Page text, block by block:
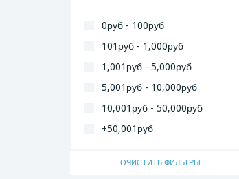
0руб - 100руб
101руб - 1,000руб
1,001руб - 5,000руб
5,001руб - 10,000руб
10,001руб - 50,000руб
+50,001руб
ОЧИСТИТЬ ФИЛЬТРЫ